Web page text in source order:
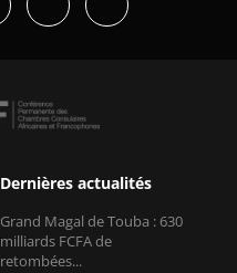
Dernières actualités
Grand Magal de Touba : 630
milliards FCFA de
retombées...